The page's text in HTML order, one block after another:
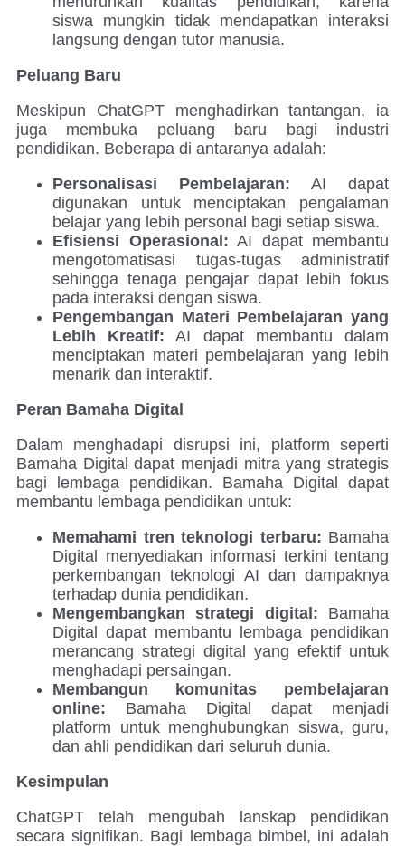
siswa mungkin tidak mendapatkan interaksi
langsung dengan tutor manusia.
Peluang Baru
Meskipun ChatGPT menghadirkan tantangan, ia
juga membuka peluang baru bagi industri
pendidikan. Beberapa di antaranya adalah:
Personalisasi Pembelajaran: AI dapat
digunakan untuk menciptakan pengalaman
belajar yang lebih personal bagi setiap siswa.
Efisiensi Operasional: AI dapat membantu
mengotomatisasi tugas-tugas administratif
sehingga tenaga pengajar dapat lebih fokus
pada interaksi dengan siswa.
Pengembangan Materi Pembelajaran yang
Lebih Kreatif: AI dapat membantu dalam
menciptakan materi pembelajaran yang lebih
menarik dan interaktif.
Peran Bamaha Digital
Dalam menghadapi disrupsi ini, platform seperti
Bamaha Digital dapat menjadi mitra yang strategis
bagi lembaga pendidikan. Bamaha Digital dapat
membantu lembaga pendidikan untuk:
Memahami tren teknologi terbaru: Bamaha
Digital menyediakan informasi terkini tentang
perkembangan teknologi AI dan dampaknya
terhadap dunia pendidikan.
Mengembangkan strategi digital: Bamaha
Digital dapat membantu lembaga pendidikan
merancang strategi digital yang efektif untuk
menghadapi persaingan.
Membangun komunitas pembelajaran
online: Bamaha Digital dapat menjadi
platform untuk menghubungkan siswa, guru,
dan ahli pendidikan dari seluruh dunia.
Kesimpulan
ChatGPT telah mengubah lanskap pendidikan
secara signifikan. Bagi lembaga bimbel, ini adalah